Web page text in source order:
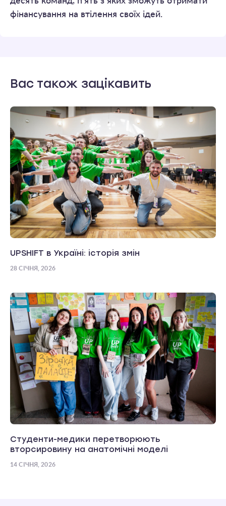
фінансування на втілення своїх ідей.
Вас також зацікавить
UPSHIFT в Україні: історія змін
28 СІЧНЯ, 2026
Студенти-медики перетворюють
вторсировину на анатомічні моделі
14 СІЧНЯ, 2026